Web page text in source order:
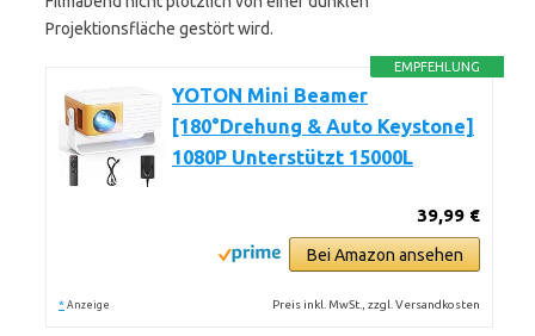
Projektionsfläche gestört wird.
EMPFEHLUNG
YOTON Mini Beamer
[180°Drehung & Auto Keystone]
1080P Unterstützt 15000L
39,99 €
Bei Amazon ansehen
* Anzeige Preis inkl. MwSt., zzgl. Versandkosten